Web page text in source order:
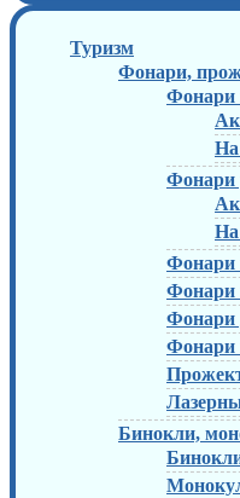
Туризм
Фонари,
Фонари
На
Фонари
На
Фонари
Фонари
Фонари
Фонари
Бинокли,